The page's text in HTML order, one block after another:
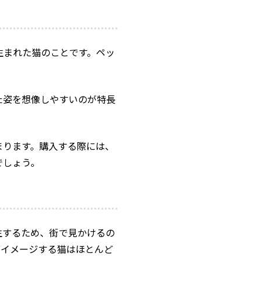
れた猫のことです。ペッ
を想像しやすいのが特長
ます。購入する際には、
ょう。
るため、街で見かけるの
メージする猫はほとんど